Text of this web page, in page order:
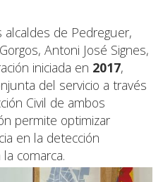
de Pedreguer,
Antoni José Signes,
iniciada en 2017,
del servicio a través
Civil de ambos
permite optimizar
en la detección
comarca.